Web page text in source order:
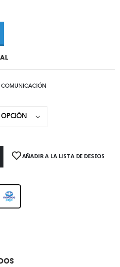
COMUNICACIÓN
AÑADIR A LA LISTA DE DESEOS